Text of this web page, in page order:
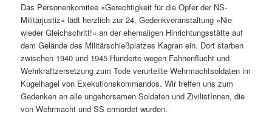
Das Personenkomitee »Gerechtigkeit für die Opfer der NS-
Militärjustiz« lädt herzlich zur 24. Gedenkveranstaltung »Nie
wieder Gleichschritt!« an der ehemaligen Hinrichtungsstätte auf
dem Gelände des Militärschießplatzes Kagran ein. Dort starben
zwischen 1940 und 1945 Hunderte wegen Fahnenflucht und
Wehrkraftzersetzung zum Tode verurteilte Wehrmachtsoldaten im
Kugelhagel von Exekutionskommandos. Wir treffen uns zum
Gedenken an alle ungehorsamen Soldaten und ZivilistInnen, die
von Wehrmacht und SS ermordet wurden.